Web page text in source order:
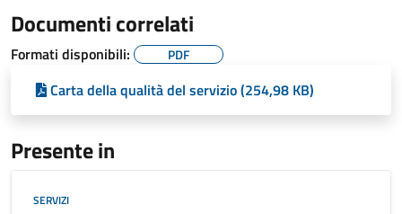
Documenti correlati
Formati disponibili: PDF
Carta della qualità del servizio (254,98 KB)
Presente in
SERVIZI